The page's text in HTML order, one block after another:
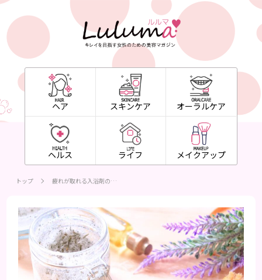
ヘア スキンケア オーラルケア
ヘルス ライフ メイクアップ
トップ 疲れが取れる入浴剤の…